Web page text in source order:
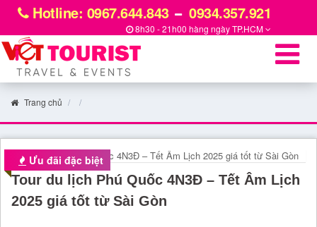
Hotline: 0967.644.843 0934.357.921
8h30 - 21h00 hàng ngàyTP.HCM
Trang chủ
Ưu đãi đặc biệt
Tour du lịch Phú Quốc 4N3Đ – Tết Âm Lịch
2025 giá tốt từ Sài Gòn